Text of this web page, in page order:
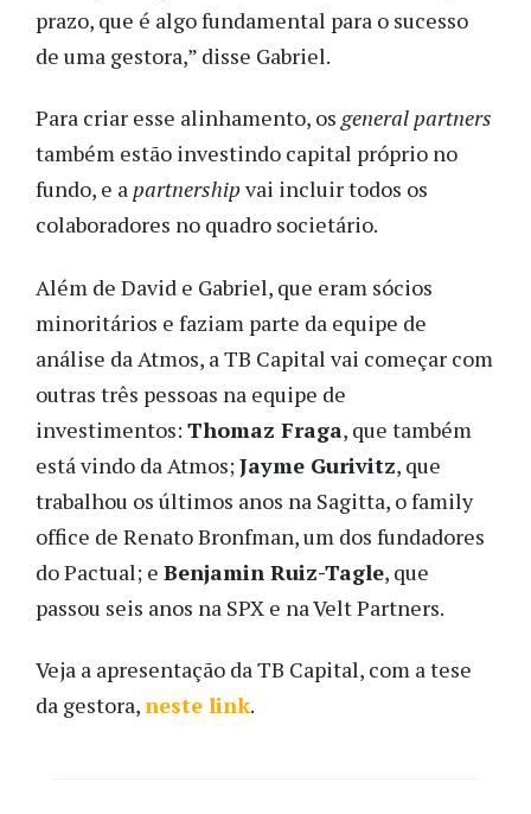
prazo, que é algo fundamental para o sucesso
de uma gestora,” disse Gabriel.
Para criar esse alinhamento, os general partners
também estão investindo capital próprio no
fundo, e a partnershipvai incluir todos os
colaboradores no quadro societário.
Além de David e Gabriel, que eram sócios
minoritários e faziam parte da equipe de
análise da Atmos, a TB Capital vai começar com
outras três pessoas na equipe de
investimentos: Thomaz Fraga, que também
está vindo da Atmos; Jayme Gurivitz, que
trabalhou os últimos anos na Sagitta, o family
office de Renato Bronfman, um dos fundadores
do Pactual; e Benjamin Ruiz-Tagle, que
passou seis anos na SPX e na Velt Partners.
Veja a apresentação da TB Capital, com a tese
da gestora,neste link.